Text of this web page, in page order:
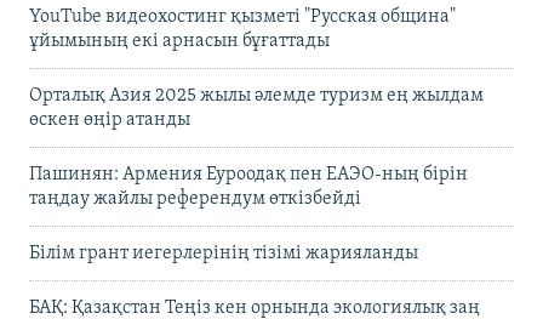
YouTube видеохостинг қызметі "Русская община"
ұйымының екі арнасын бұғаттады
Орталық Азия 2025 жылы әлемде туризм ең жылдам
өскен өңір атанды
Пашинян: Армения Еуроодақ пен ЕАЭО-ның бірін
таңдау жайлы референдум өткізбейді
Білім грант иегерлерінің тізімі жарияланды
БАҚ: Қазақстан Теңіз кен орнында экологиялық заң